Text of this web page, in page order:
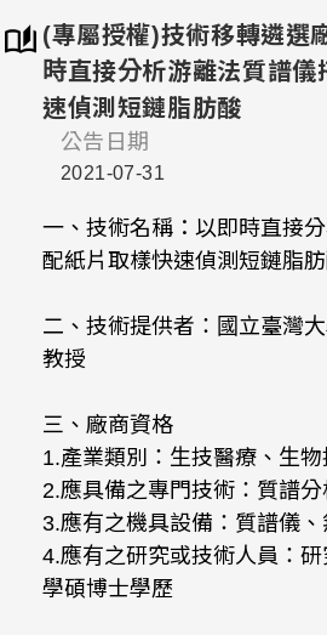
(專屬授權)技術移轉遴選
時直接分析游離法質譜儀
速偵測短鏈脂肪酸
公告日期
2021-07-31
一、技術名稱：以即時直接
配紙片取樣快速偵測短鏈脂
二、技術提供者：國立臺灣
教授
三、廠商資格
1.產業類別：生技醫療、生
2.應具備之專門技術：質譜
3.應有之機具設備：質譜儀
4.應有之研究或技術人員：
學碩博士學歷